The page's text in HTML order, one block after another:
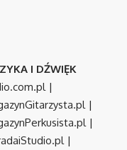
I DŹWIĘK
|
|
|
|